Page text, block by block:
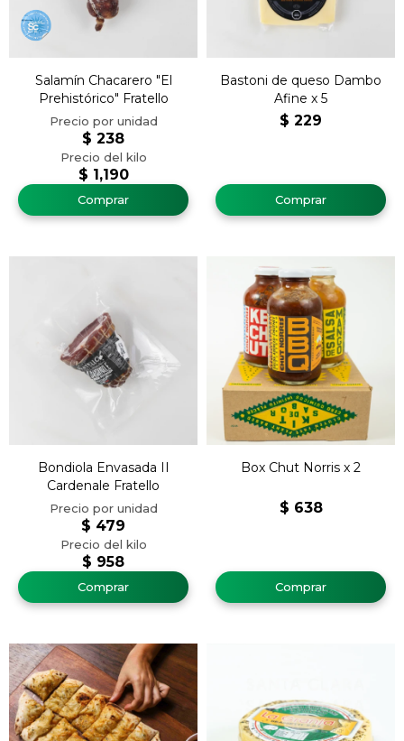
Salamín Chacarero "El
Prehistórico" Fratello
$ 1,190
$ 238
Bastoni de queso Dambo
Afine x 5
$ 229
Bondiola Envasada II
Cardenale Fratello
$ 958
$ 479
Box Chut Norris x 2
$ 638